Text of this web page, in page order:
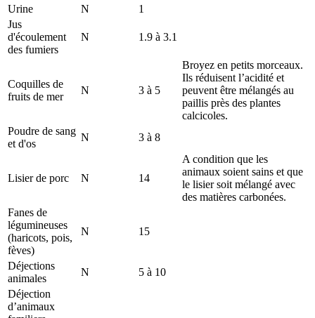
Urine N
1
Jus
d'écoulement
des fumiers
N 1.9 à 3.1
Coquilles de
fruits de mer
N 3 à 5
Broyez en petits morceaux.
Ils réduisent l’acidité et
peuvent être mélangés au
paillis près des plantes
calcicoles.
Poudre de sang
et d'os
N 3 à 8
Lisier de porc N 14
A condition que les
animaux soient sains et que
le lisier soit mélangé avec
des matières carbonées.
Fanes de
légumineuses
(haricots, pois,
fèves)
N 15
Déjections
animales
N
5 à 10
Déjection
d’animaux